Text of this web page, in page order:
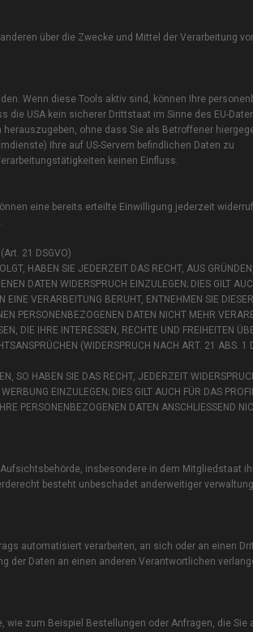
über die Zwecke und Mittel der Verarbeitung
Wenn diese Tools aktiv sind, können Ihre
die USA kein sicherer Drittstaat im Sinne des EU-
ohne dass Sie als Betroffener
Ihre auf US-Servern befindlichen Daten zu
keinen Einfluss.
eine bereits erteilte Einwilligung jederzeit
21 DSGVO)
HABEN SIE JEDERZEIT DAS RECHT, AUS
DATEN WIDERSPRUCH EINZULEGEN; DIES GILT
EINE VERARBEITUNG BERUHT, ENTNEHMEN SIE DIESER
PERSONENBEZOGENEN DATEN NICHT MEHR
DIE IHRE INTERESSEN, RECHTE UND FREIHEITEN
(WIDERSPRUCH NACH ART. 21 ABS. 1
SO HABEN SIE DAS RECHT, JEDERZEIT
EINZULEGEN; DIES GILT AUCH FÜR DAS
PERSONENBEZOGENEN DATEN ANSCHLIESSEND
insbesondere in dem Mitgliedstaat
besteht unbeschadet anderweitiger
automatisiert verarbeiten, an sich oder an einen
der Daten an einen anderen Verantwortlichen
zum Beispiel Bestellungen oder Anfragen, die Sie